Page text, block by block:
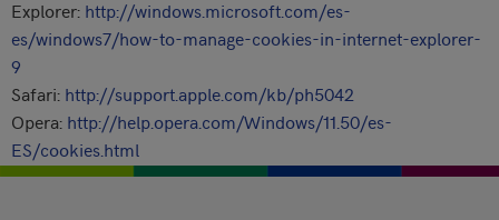
Explorer: http://windows.microsoft.com/es-
es/windows7/how-to-manage-cookies-in-internet-explorer-
9
Safari: http://support.apple.com/kb/ph5042
Opera: http://help.opera.com/Windows/11.50/es-
ES/cookies.html